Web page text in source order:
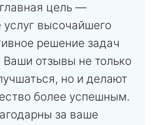
цель —
услуг высочайшего
решение задач
Ваши отзывы не только
но и делают
более успешным.
за ваше